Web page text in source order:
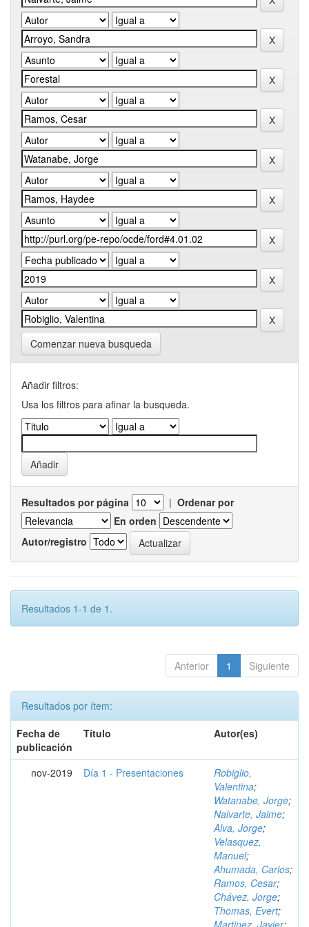
Comenzar nueva busqueda
Añadir filtros:
Usa los filtros para afinar la busqueda.
Resultados por página | Ordenar por
En orden
Autor/registro
Resultados 1-1 de 1.
Anterior 1 Siguiente
Resultados por ítem:
Fecha de
publicación
Título Autor(es)
nov-2019 Día 1 - Presentaciones
Robiglio,
Valentina;
Watanabe, Jorge;
Nalvarte, Jaime;
Alva, Jorge;
Velasquez,
Manuel;
Ahumada, Carlos;
Ramos, Cesar;
Chávez, Jorge;
Thomas, Evert;
Martinez, Javier;